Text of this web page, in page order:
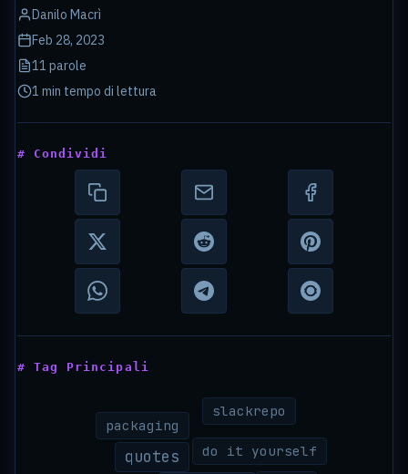
Danilo Macrì
Feb 28, 2023
11 parole
1 min tempo di lettura
# Condividi
# Tag Principali
quotes do it yourself
packaging
slackrepo